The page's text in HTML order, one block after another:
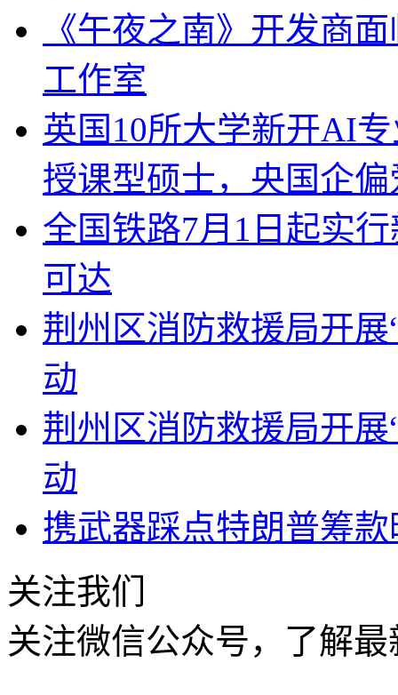
《午夜之南》开发商
工作室
英国10所大学新开AI
授课型硕士，央国企
全国铁路7月1日起实
可达
荆州区消防救援局开展
动
荆州区消防救援局开展
动
携武器踩点特朗普筹
关注我们
关注微信公众号，了解